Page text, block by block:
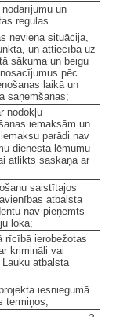
un
regulas
neviena situācija,
un attiecībā uz
sākuma un beigu
pēc
laikā un
saņemšanas;
nodokļu
iemaksām un
parādi nav
dienesta lēmumu
atlikts saskaņā ar
saistītajos
atbalsta
nav pieņemts
loka;
rīcībā ierobežotas
krimināli vai
atbalsta
iesniegumā
termiņos;